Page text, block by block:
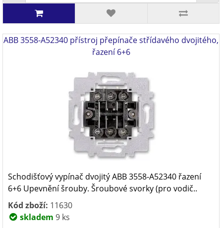
ABB 3558-A52340 přístroj přepínače střídavého dvojitého,
řazení 6+6
Schodišťový vypínač dvojitý ABB 3558-A52340 řazení
6+6 Upevnění šrouby. Šroubové svorky (pro vodič..
Kód zboží: 11630
skladem 9 ks